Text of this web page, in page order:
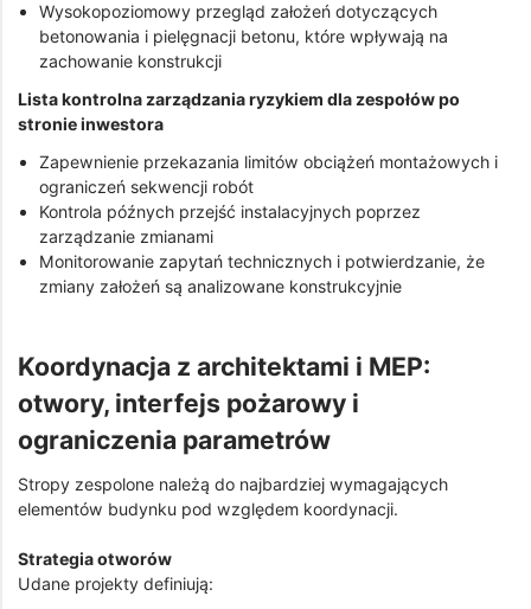
Wysokopoziomowy przegląd założeń dotyczących
betonowania i pielęgnacji betonu, które wpływają na
zachowanie konstrukcji
Lista kontrolna zarządzania ryzykiem dla zespołów po
stronie inwestora
Zapewnienie przekazania limitów obciążeń montażowych i
ograniczeń sekwencji robót
Kontrola późnych przejść instalacyjnych poprzez
zarządzanie zmianami
Monitorowanie zapytań technicznych i potwierdzanie, że
zmiany założeń są analizowane konstrukcyjnie
Koordynacja z architektami i MEP:
otwory, interfejs pożarowy i
ograniczenia parametrów
Stropy zespolone należą do najbardziej wymagających
elementów budynku pod względem koordynacji.
Strategia otworów
Udane projekty definiują: